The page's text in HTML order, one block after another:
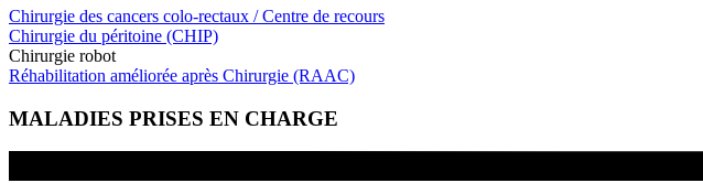
Chirurgie des cancers colo-rectaux / Centre de recours
Chirurgie du péritoine (CHIP)
Chirurgie robot
Réhabilitation améliorée après Chirurgie (RAAC)
MALADIES PRISES EN CHARGE